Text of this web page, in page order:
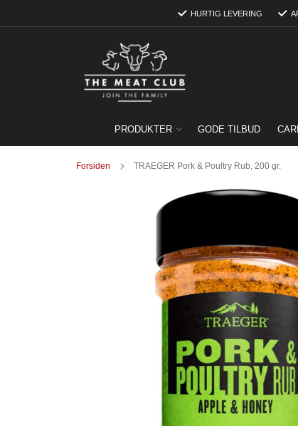
to
HURTIG LEVERING
PRODUKTER GODE TILBUD
Forsiden TRAEGER Pork & Poultry Rub, 200 gr.